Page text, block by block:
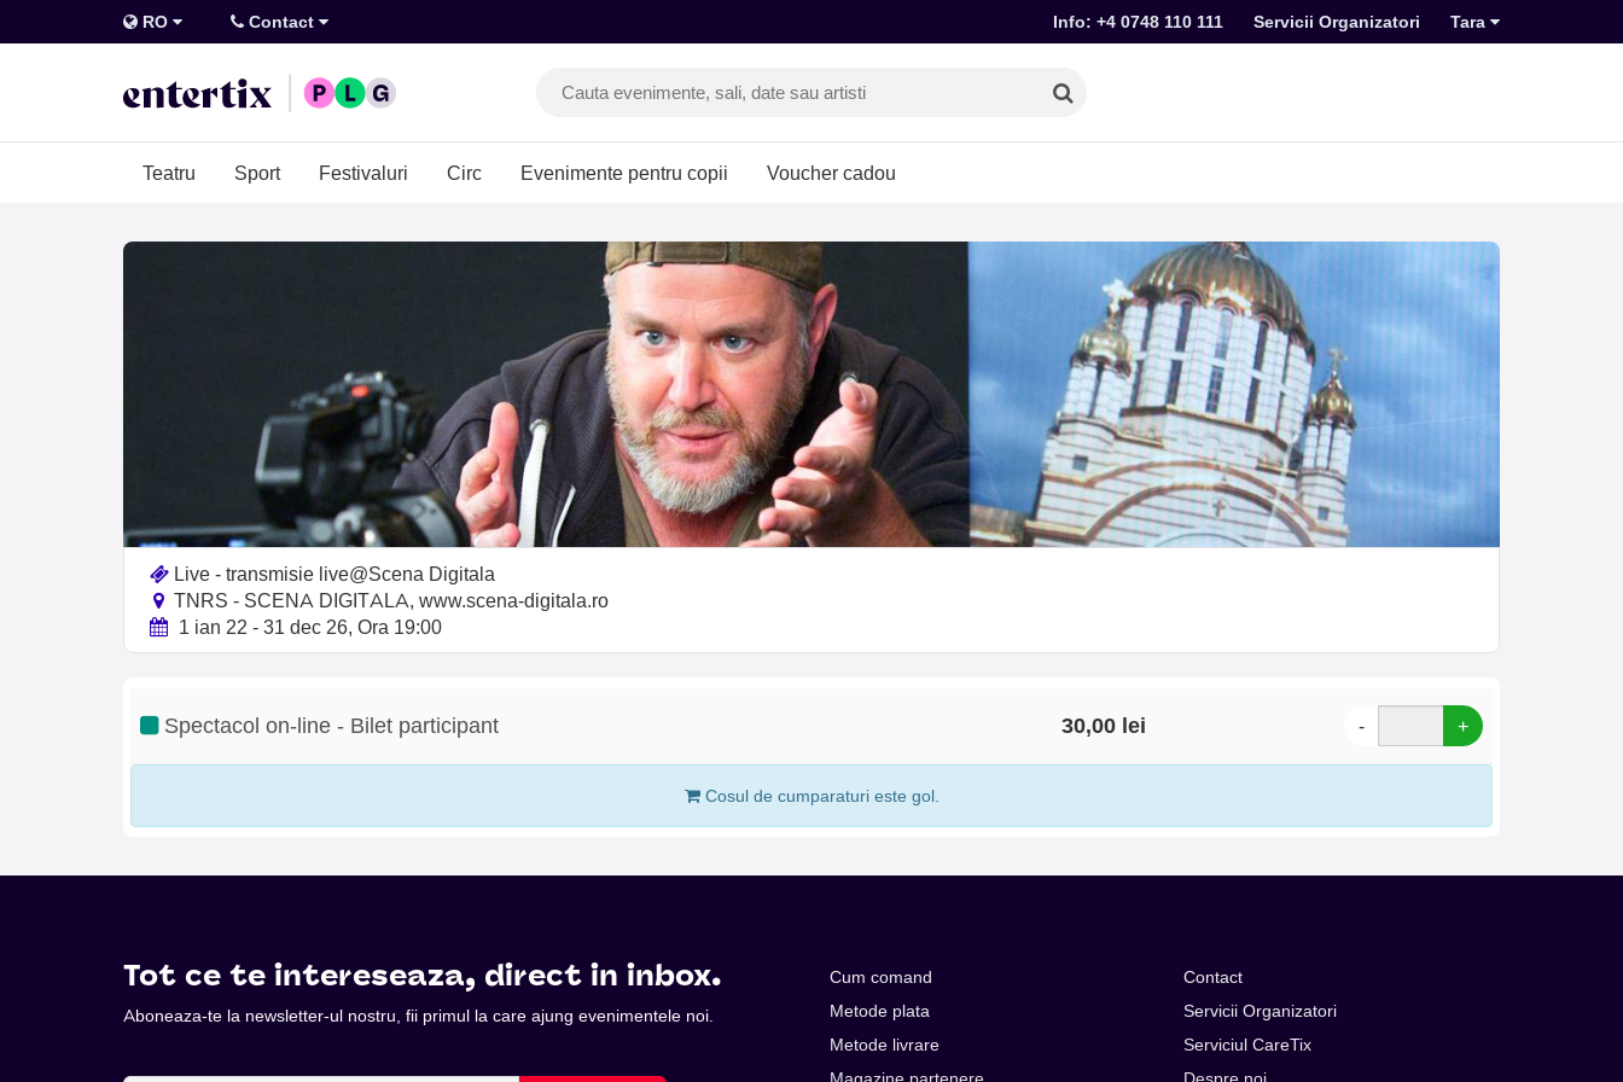
RO Contact Info: +4 0748 110 111 Servicii Organizatori Tara
Teatru Sport Festivaluri Circ Evenimente pentru copii Voucher cadou
Live - transmisie live@Scena Digitala
TNRS - SCENA DIGITALA, www.scena-digitala.ro
1 ian 22 - 31 dec 26, Ora 19:00
Spectacol on-line - Bilet participant 30,00 lei - +
Cosul de cumparaturi este gol.
Tot ce te intereseaza, direct in inbox.
Aboneaza-te la newsletter-ul nostru, fii primul la care ajung evenimentele noi.
Cum comand
Metode plata
Metode livrare
Contact
Servicii Organizatori
Serviciul CareTix